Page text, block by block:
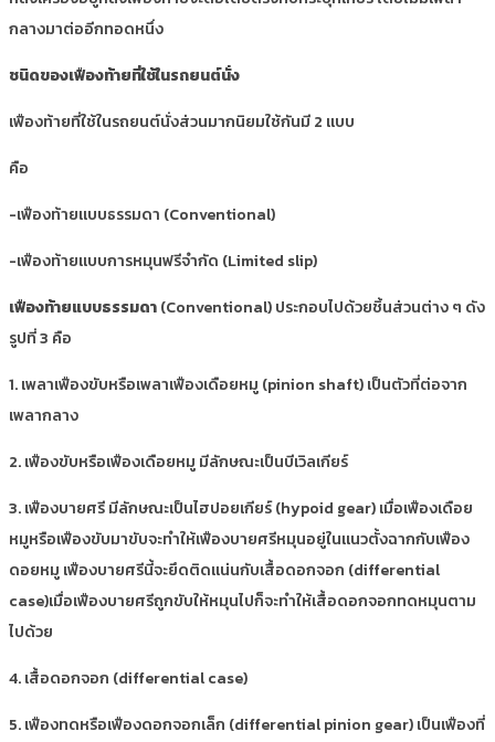
กลางมาต่ออีกทอดหนึ่ง
ชนิดของเฟืองท้ายที่ใช้ในรถยนต์นั่ง
เฟืองท้ายที่ใช้ในรถยนต์นั่งส่วนมากนิยมใช้กันมี 2 แบบ
คือ
-เฟืองท้ายแบบธรรมดา (Conventional)
-เฟืองท้ายแบบการหมุนฟรีจำกัด (Limited slip)
เฟืองท้ายแบบธรรมดา(Conventional) ประกอบไปด้วยชิ้นส่วนต่าง ๆ ดัง
รูปที่ 3 คือ
1. เพลาเฟืองขับหรือเพลาเฟืองเดือยหมู (pinion shaft) เป็นตัวที่ต่อจาก
เพลากลาง
2. เฟืองขับหรือเฟืองเดือยหมู มีลักษณะเป็นบีเวิลเกียร์
3. เฟืองบายศรี มีลักษณะเป็นไฮปอยเกียร์ (hypoid gear) เมื่อเฟืองเดือย
หมูหรือเฟืองขับมาขับจะทำให้เฟืองบายศรีหมุนอยู่ในแนวตั้งฉากกับเฟือง
ดอยหมู เฟืองบายศรีนี้จะยึดติดแน่นกับเสื้อดอกจอก (differential
case)เมื่อเฟืองบายศรีถูกขับให้หมุนไปก็จะทำให้เสื้อดอกจอกทดหมุนตาม
ไปด้วย
4. เสื้อดอกจอก (differential case)
5. เฟืองทดหรือเฟืองดอกจอกเล็ก (differential pinion gear) เป็นเฟืองที่